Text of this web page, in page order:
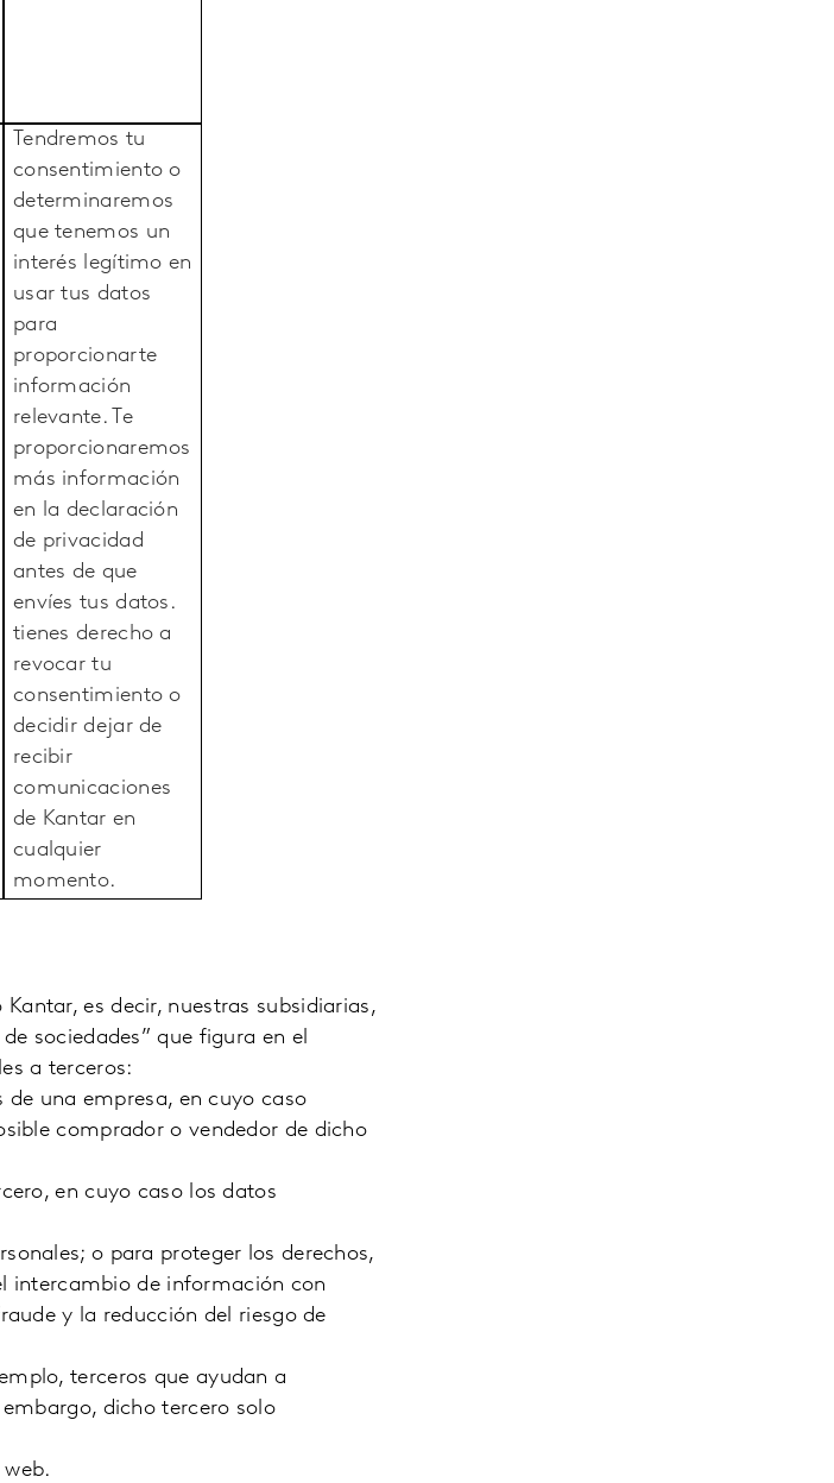
Tendremos tu
consentimiento o
determinaremos
que tenemos un
interés legítimo en
usar tus datos
para
proporcionarte
información
relevante. Te
proporcionaremos
más información
en la declaración
de privacidad
antes de que
envíes tus datos.
tienes derecho a
revocar tu
consentimiento o
decidir dejar de
recibir
comunicaciones
de Kantar en
cualquier
momento.
es decir, nuestras subsidiarias,
sociedades” que figura en el
a terceros:
una empresa, en cuyo caso
comprador o vendedor de dicho
en cuyo caso los datos
o para proteger los derechos,
intercambio de información con
y la reducción del riesgo de
terceros que ayudan a
dicho tercero solo